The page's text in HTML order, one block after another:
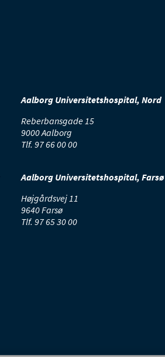
Aalborg Universitetshospital, Nord
Reberbansgade 15
9000 Aalborg
Tlf. 97 66 00 00
Aalborg Universitetshospital, Farsø
Højgårdsvej 11
9640 Farsø
Tlf. 97 65 30 00